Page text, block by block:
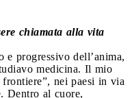
chiamata alla vita
e progressivo dell’anima,
medicina. Il mio
nei paesi in via
Dentro al cuore,